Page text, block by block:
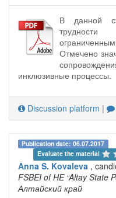
В данной
Отмечено
инклюзивные процессы.
Discussion platform |
Publication date: 06.07.2017
Evaluate the material
Anna S. Kovaleva ,
FSBEI of HE “Altay State
Алтайский край